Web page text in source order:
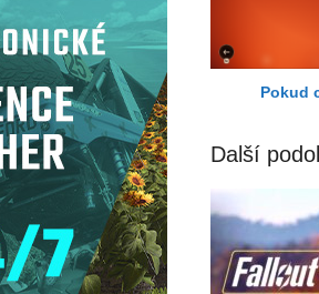
Pokud
Další